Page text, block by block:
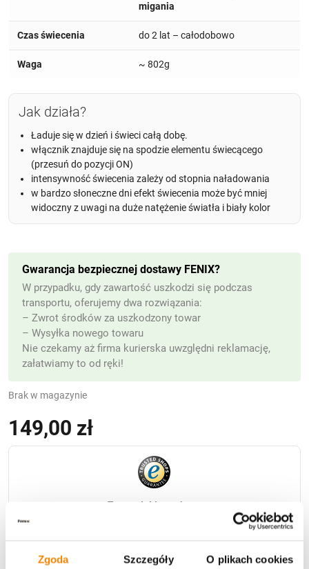
Zgoda Szczegóły O plikach cookies
149,00 zł
migania
Czas świecenia do 2 lat – całodobowo
Waga ~ 802g
Jak działa?
Ładuje się w dzień i świeci całą dobę.
włącznik znajduje się na spodzie elementu świecącego
(przesuń do pozycji ON)
intensywność świecenia zależy od stopnia naładowania
w bardzo słoneczne dni efekt świecenia może być mniej
widoczny z uwagi na duże natężenie światła i biały kolor
Brak w magazynie
Gwarancja bezpiecznej dostawy FENIX?
W przypadku, gdy zawartość uszkodzi się podczas
transportu, oferujemy dwa rozwiązania:
– Zwrot środków za uszkodzony towar
– Wysyłka nowego towaru
Nie czekamy aż firma kurierska uwzględni reklamację,
załatwiamy to od ręki!